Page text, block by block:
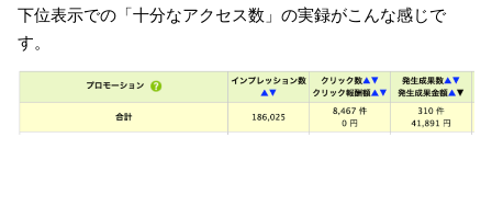
下位表示での「十分なアクセス数」の実録がこんな感じで
す。